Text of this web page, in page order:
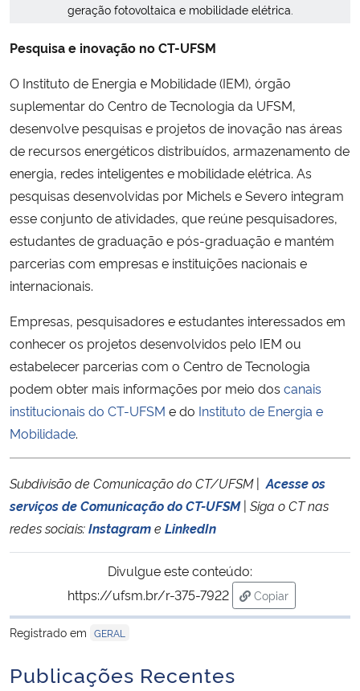
geração fotovoltaica e mobilidade elétrica.
Pesquisa e inovação no CT-UFSM
O Instituto de Energia e Mobilidade (IEM), órgão
suplementar do Centro de Tecnologia da UFSM,
desenvolve pesquisas e projetos de inovação nas áreas
de recursos energéticos distribuídos, armazenamento de
energia, redes inteligentes e mobilidade elétrica. As
pesquisas desenvolvidas por Michels e Severo integram
esse conjunto de atividades, que reúne pesquisadores,
estudantes de graduação e pós-graduação e mantém
parcerias com empresas e instituições nacionais e
internacionais.
Empresas, pesquisadores e estudantes interessados em
conhecer os projetos desenvolvidos pelo IEM ou
estabelecer parcerias com o Centro de Tecnologia
podem obter mais informações por meio dos canais
institucionais do CT-UFSM e do Instituto de Energia e
Mobilidade.
Subdivisão de Comunicação do CT/UFSM| Acesse os
serviços de Comunicação do CT-UFSM| Siga o CT nas
redes sociais:Instagrame LinkedIn
Divulgue este conteúdo:
https://ufsm.br/r-375-7922
Copiar
para área de
Registrado em GERAL
Publicações Recentes